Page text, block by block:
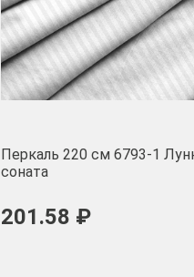
Перкаль 220 см 6793-1
соната
201.58 ₽